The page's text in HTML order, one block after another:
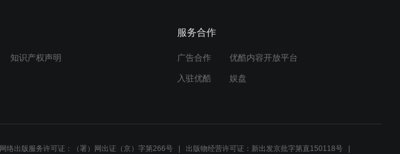
知识产权声明
服务合作
广告合作 优酷内容开放平台
入驻优酷 娱盘
网络出版服务许可证：（署）网出证（京）字第266号 出版物经营许可证：新出发京批字第直150118号